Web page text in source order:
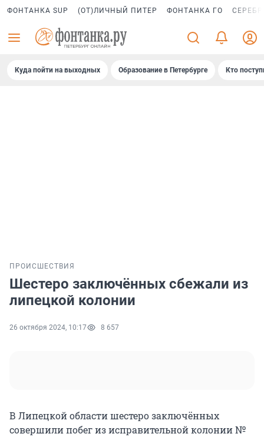
ФОНТАНКА SUP (ОТ)ЛИЧНЫЙ ПИТЕР ФОНТАНКА ГО
Куда пойти на выходных Образование в Петербурге Кто
ПРОИСШЕСТВИЯ
Шестеро заключённых сбежали из
липецкой колонии
26 октября 2024, 10:17 8 657
В Липецкой области шестеро заключённых
совершили побег из исправительной колонии №